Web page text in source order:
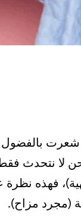
شعرت
لا نتحدث
فهذه نظرة
(مجرد مزاح).